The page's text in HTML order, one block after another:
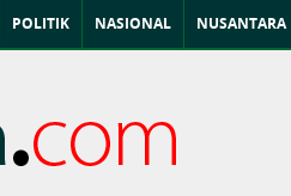
POLITIK NASIONAL NUSANTARA